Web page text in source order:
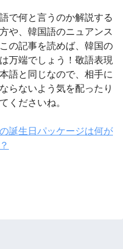
で何と言うのか解説する
や、韓国語のニュアンス
の記事を読めば、韓国の
万端でしょう！敬語表現
語と同じなので、相手に
らないよう気を配ったり
くださいね。
誕生日パッケージは何が